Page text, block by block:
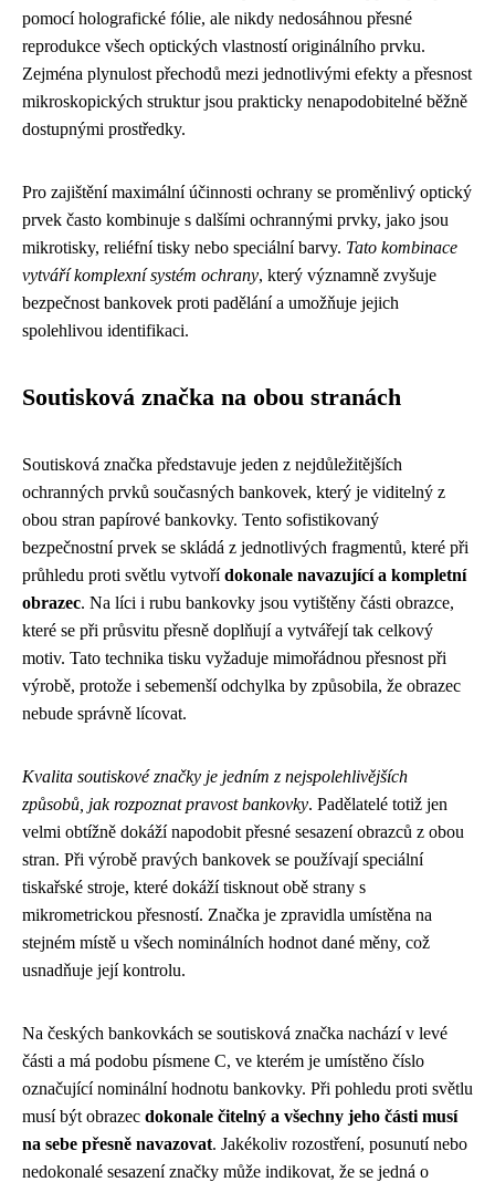
pomocí holografické fólie, ale nikdy nedosáhnou přesné
reprodukce všech optických vlastností originálního prvku.
Zejména plynulost přechodů mezi jednotlivými efekty a přesnost
mikroskopických struktur jsou prakticky nenapodobitelné běžně
dostupnými prostředky.
Pro zajištění maximální účinnosti ochrany se proměnlivý optický
prvek často kombinuje s dalšími ochrannými prvky, jako jsou
mikrotisky, reliéfní tisky nebo speciální barvy. Tato kombinace
vytváří komplexní systém ochrany, který významně zvyšuje
bezpečnost bankovek proti padělání a umožňuje jejich
spolehlivou identifikaci.
Soutisková značka na obou stranách
Soutisková značka představuje jeden z nejdůležitějších
ochranných prvků současných bankovek, který je viditelný z
obou stran papírové bankovky. Tento sofistikovaný
bezpečnostní prvek se skládá z jednotlivých fragmentů, které při
průhledu proti světlu vytvořídokonale navazující a kompletní
obrazec. Na líci i rubu bankovky jsou vytištěny části obrazce,
které se při průsvitu přesně doplňují a vytvářejí tak celkový
motiv. Tato technika tisku vyžaduje mimořádnou přesnost při
výrobě, protože i sebemenší odchylka by způsobila, že obrazec
nebude správně lícovat.
Kvalita soutiskové značky je jedním z nejspolehlivějších
způsobů, jak rozpoznat pravost bankovky. Padělatelé totiž jen
velmi obtížně dokáží napodobit přesné sesazení obrazců z obou
stran. Při výrobě pravých bankovek se používají speciální
tiskařské stroje, které dokáží tisknout obě strany s
mikrometrickou přesností. Značka je zpravidla umístěna na
stejném místě u všech nominálních hodnot dané měny, což
usnadňuje její kontrolu.
Na českých bankovkách se soutisková značka nachází v levé
části a má podobu písmene C, ve kterém je umístěno číslo
označující nominální hodnotu bankovky. Při pohledu proti světlu
musí být obrazec dokonale čitelný a všechny jeho části musí
na sebe přesně navazovat. Jakékoliv rozostření, posunutí nebo
nedokonalé sesazení značky může indikovat, že se jedná o